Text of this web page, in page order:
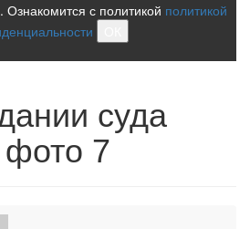
с политикой политикой
суда
7